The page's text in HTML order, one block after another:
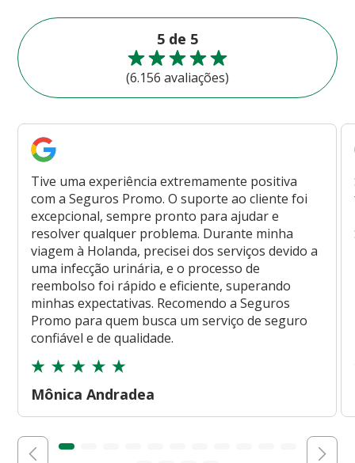
5 de 5
(6.156 avaliações)
Tive uma experiência extremamente positiva
com a Seguros Promo. O suporte ao cliente foi
excepcional, sempre pronto para ajudar e
resolver qualquer problema. Durante minha
viagem à Holanda, precisei dos serviços devido a
uma infecção urinária, e o processo de
reembolso foi rápido e eficiente, superando
minhas expectativas. Recomendo a Seguros
Promo para quem busca um serviço de seguro
confiável e de qualidade.
Mônica Andradea